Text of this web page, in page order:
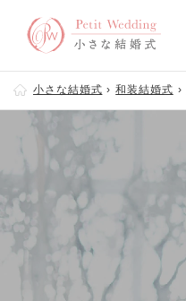
小さな結婚式 和装結婚式